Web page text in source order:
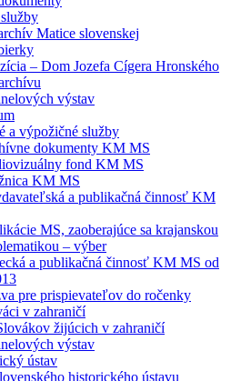
Matice slovenskej
– Dom Jozefa Cígera Hronského
výstav
a výpožičné služby
dokumenty KM MS
fond KM MS
KM MS
a publikačná činnosť KM
MS, zaoberajúce sa krajanskou
– výber
a publikačná činnosť KM MS od
pre prispievateľov do ročenky
v zahraničí
žijúcich v zahraničí
výstav
ústav
historického ústavu